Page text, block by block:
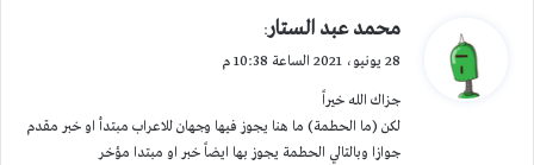
ي
ل
محمد عبد الستار:
28 يونيو، 2021 الساعة 10:38 م
جزاك الله خيراً
لكن (ما الحطمة) ما هنا يجوز فيها وجهان للاعراب مبتدأ او خبر مقدم
جوازا وبالتالي الحطمة يجوز بها ايضاً خبر او مبتدا مؤخر